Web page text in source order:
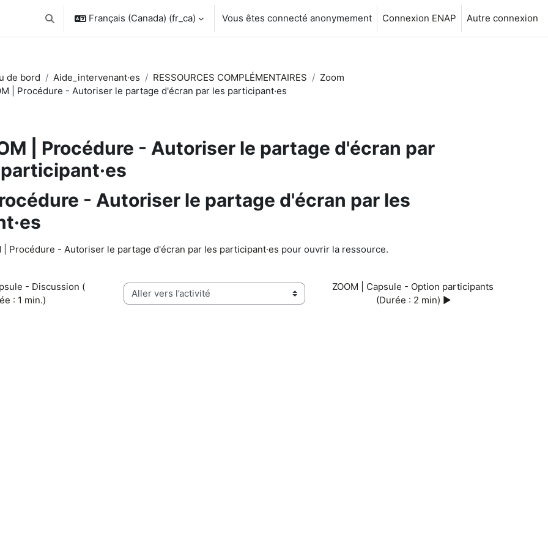
Activer/désactiver la saisie de recherche
Français (Canada) ‎(fr_ca)‎ Vous êtes connecté anonymement Connexion ENAP Autre connexion
de bord Aide_intervenant·es RESSOURCES COMPLÉMENTAIRES
Zoom
| Procédure - Autoriser le partage d'écran par les participant·es
| Procédure - Autoriser le partage d'écran par
- Autoriser le partage d'écran par les
| Procédure - Autoriser le partage d'écran par les participant·es pour ouvrir la ressource.
- Discussion (
: 1 min.)
Aller vers l’activité
ZOOM | Capsule - Option participants
(Durée : 2 min) ▶︎